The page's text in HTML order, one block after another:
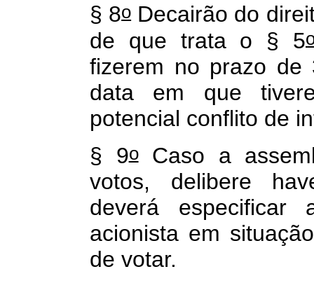
§ 8oDecairão do
de que trata o § 5
fizerem no prazo de
data em que
potencial conflito de
§ 9oCaso a
votos, delibere
deverá
acionista em
de votar.